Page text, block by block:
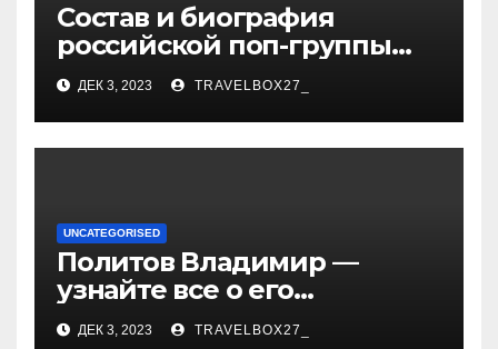
Состав и биография
российской поп-группы
«Иванушки интернешнл»
— история успеха, музыка
и судьбы участников
ДЕК 3, 2023 TRAVELBOX27_
UNCATEGORISED
Политов Владимир —
узнайте все о его
биографии, возрасте и
ДЕК 3, 2023 TRAVELBOX27_